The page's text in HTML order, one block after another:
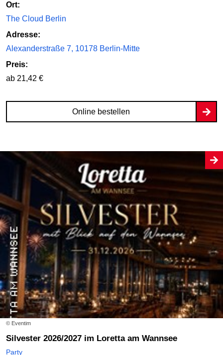
Ort:
The Cloud Berlin
Adresse:
Alexanderstraße 7, 10178 Berlin-Mitte
Preis:
ab 21,42 €
Online bestellen
© Eventim
Silvester 2026/2027 im Loretta am Wannsee
Party